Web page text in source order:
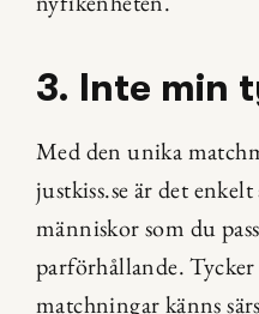
3. Inte min
Med den unika
justkiss.se är det
människor som du
parförhållande.
matchningar känns